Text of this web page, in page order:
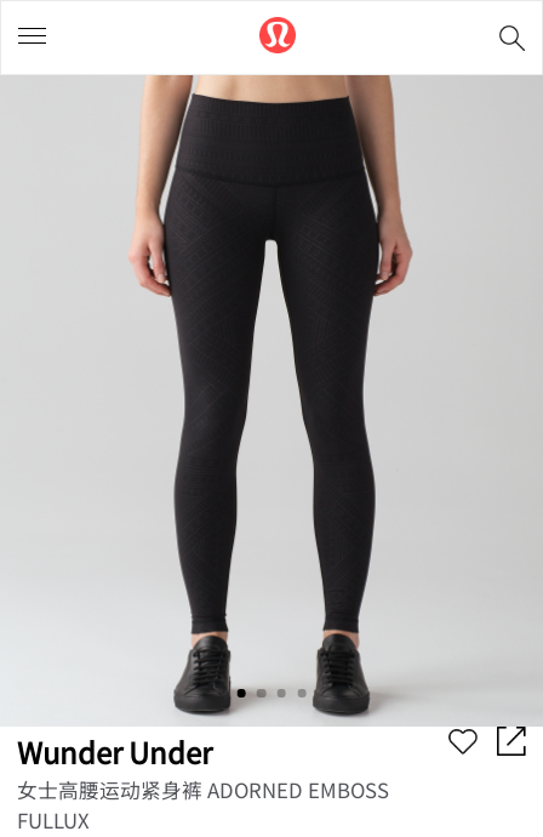
Wunder Under
女士高腰运动紧身裤 ADORNED EMBOSS
FULLUX